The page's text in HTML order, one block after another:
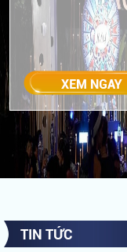
TIN TỨC